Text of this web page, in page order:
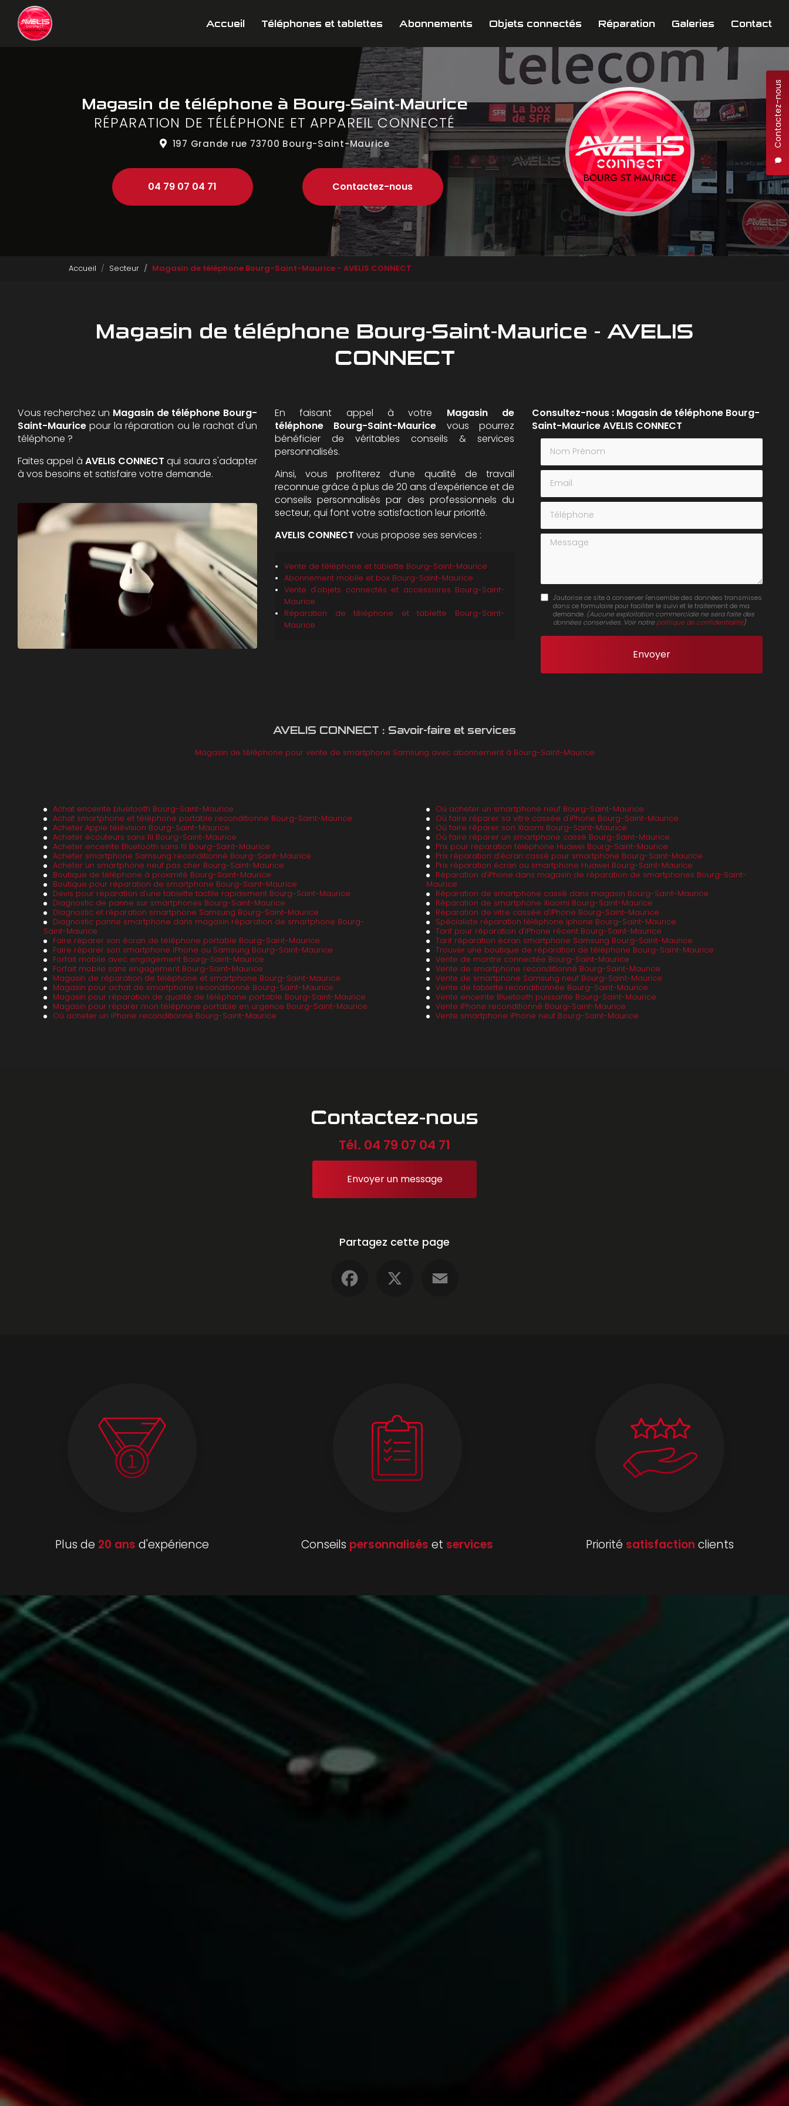
contenu
principal
Contactez-nous
Accueil
Téléphones et tablettes Abonnements Objets connectés Réparation Galeries Contact
Magasin de téléphone à Bourg-Saint-Maurice
RÉPARATION DE TÉLÉPHONE ET APPAREIL CONNECTÉ
197 Grande rue 73700 Bourg-Saint-Maurice
04 79 07 04 71 Contactez-nous
Accueil Secteur Magasin de téléphone Bourg-Saint-Maurice - AVELIS CONNECT
Magasin de téléphone Bourg-Saint-Maurice - AVELIS
CONNECT
Vous recherchez un Magasin de téléphone Bourg-
Saint-Maurice pour la réparation ou le rachat d'un
téléphone ?
Faites appel à AVELIS CONNECT qui saura s'adapter
à vos besoins et satisfaire votre demande.
En faisant appel à votre Magasin de
téléphone
Bourg-Saint-Maurice vous pourrez
bénéficier de véritables conseils & services
personnalisés.
Ainsi, vous profiterez d’une qualité de travail
reconnue grâce à plus de 20 ans d'expérience et de
conseils personnalisés par des professionnels du
secteur, qui font votre satisfaction leur priorité.
AVELIS CONNECT vous propose ses services :
Vente de téléphone et tablette Bourg-Saint-Maurice
Abonnement mobile et boxBourg-Saint-Maurice
Vente d'objets connectés et accessoires Bourg-Saint-
Maurice
Réparation de téléphone et tablette Bourg-Saint-
Maurice
Consultez-nous : Magasin de téléphone Bourg-
Saint-Maurice AVELIS CONNECT
Nom Prénom
Email
Téléphone
Message
J'autorise ce site à conserver l'ensemble des données transmises
dans ce formulaire pour faciliter le suivi et le traitement de ma
demande. (Aucune exploitation commerciale ne sera faite des
données conservées. Voir notre politique de confidentialité)
AVELIS CONNECT : Savoir-faire et services
Magasin de téléphone pour vente de smartphone Samsung avec abonnement à Bourg-Saint-Maurice
Achat enceinte bluetooth Bourg-Saint-Maurice
Achat smartphone et téléphone portable reconditionné Bourg-Saint-Maurice
Acheter Apple télévision Bourg-Saint-Maurice
Acheter écouteurs sans fil Bourg-Saint-Maurice
Acheter enceinte Bluetooth sans fil Bourg-Saint-Maurice
Acheter smartphone Samsung reconditionné Bourg-Saint-Maurice
Acheter un smartphone neuf pas cher Bourg-Saint-Maurice
Boutique de téléphone à proximité Bourg-Saint-Maurice
Boutique pour réparation de smartphone Bourg-Saint-Maurice
Devis pour réparation d'une tablette tactile rapidement Bourg-Saint-Maurice
Diagnostic de panne sur smartphones Bourg-Saint-Maurice
Diagnostic et réparation smartphone Samsung Bourg-Saint-Maurice
Diagnostic panne smartphone dans magasin réparation de smartphone Bourg-
Saint-Maurice
Faire réparer son écran de téléphone portable Bourg-Saint-Maurice
Faire réparer son smartphone iPhone ou Samsung Bourg-Saint-Maurice
Forfait mobile avec engagement Bourg-Saint-Maurice
Forfait mobile sans engagement Bourg-Saint-Maurice
Magasin de réparation de téléphone et smartphone Bourg-Saint-Maurice
Magasin pour achat de smartphone reconditionné Bourg-Saint-Maurice
Magasin pour réparation de qualité de téléphone portable Bourg-Saint-Maurice
Magasin pour réparer mon téléphone portable en urgence Bourg-Saint-Maurice
Où acheter un iPhone reconditionné Bourg-Saint-Maurice
Où acheter un smartphone neuf Bourg-Saint-Maurice
Où faire réparer sa vitre cassée d'iPhone Bourg-Saint-Maurice
Où faire réparer son Xiaomi Bourg-Saint-Maurice
Où faire réparer un smartphone cassé Bourg-Saint-Maurice
Prix pour réparation téléphone Huawei Bourg-Saint-Maurice
Prix réparation d'écran cassé pour smartphone Bourg-Saint-Maurice
Prix réparation écran ou smartphone Huawei Bourg-Saint-Maurice
Réparation d'iPhone dans magasin de réparation de smartphones Bourg-Saint-
Maurice
Réparation de smartphone cassé dans magasin Bourg-Saint-Maurice
Réparation de smartphone Xiaomi Bourg-Saint-Maurice
Réparation de vitre cassée d'iPhone Bourg-Saint-Maurice
Spécialiste réparation téléphone Iphone Bourg-Saint-Maurice
Tarif pour réparation d'iPhone récent Bourg-Saint-Maurice
Tarif réparation écran smartphone Samsung Bourg-Saint-Maurice
Trouver une boutique de réparation de téléphone Bourg-Saint-Maurice
Vente de montre connectée Bourg-Saint-Maurice
Vente de smartphone reconditionné Bourg-Saint-Maurice
Vente de smartphone Samsung neuf Bourg-Saint-Maurice
Vente de tablette reconditionnée Bourg-Saint-Maurice
Vente enceinte Bluetooth puissante Bourg-Saint-Maurice
Vente iPhone reconditionné Bourg-Saint-Maurice
Vente smartphone iPhone neuf Bourg-Saint-Maurice
Contactez-nous
Tél. 04 79 07 04 71
Envoyer un message
Partagez cette page
Plus de 20 ans d'expérience Conseils personnalisés et services Priorité satisfaction clients